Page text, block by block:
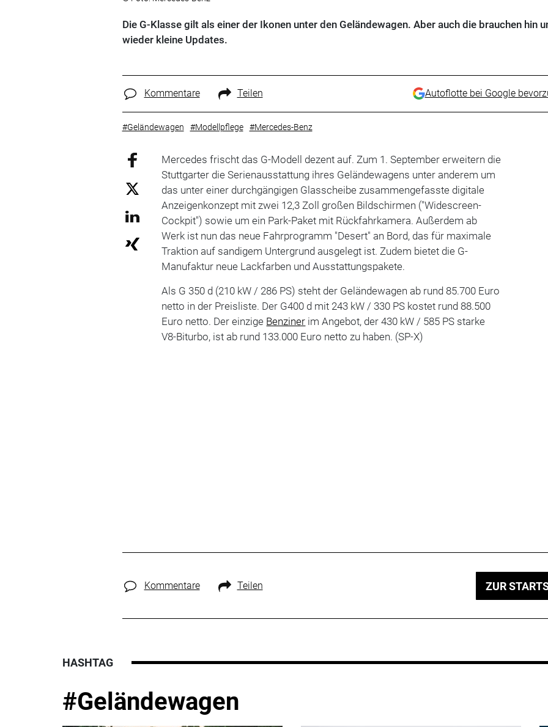
Die G-Klasse gilt als einer der Ikonen unter den Geländewagen. Aber auch die brauchen hin
wieder kleine Updates.
Kommentare Teilen Autoflotte bei Google
#Geländewagen #Modellpflege #Mercedes-Benz
Mercedes frischt das G-Modell dezent auf. Zum 1. September erweitern die
Stuttgarter die Serienausstattung ihres Geländewagens unter anderem um
das unter einer durchgängigen Glasscheibe zusammengefasste digitale
Anzeigenkonzept mit zwei 12,3 Zoll großen Bildschirmen ("Widescreen-
Cockpit") sowie um ein Park-Paket mit Rückfahrkamera. Außerdem ab
Werk ist nun das neue Fahrprogramm "Desert" an Bord, das für maximale
Traktion auf sandigem Untergrund ausgelegt ist. Zudem bietet die G-
Manufaktur neue Lackfarben und Ausstattungspakete.
Als G 350 d (210 kW / 286 PS) steht der Geländewagen ab rund 85.700 Euro
netto in der Preisliste. Der G400 d mit 243 kW / 330 PS kostet rund 88.500
Euro netto. Der einzige Benziner im Angebot, der 430 kW / 585 PS starke
V8-Biturbo, ist ab rund 133.000 Euro netto zu haben. (SP-X)
Kommentare Teilen ZUR
HASHTAG
#Geländewagen